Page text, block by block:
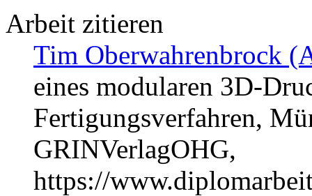
Arbeit zitieren
Tim Oberwahrenbrock
eines modularen 3D-
Fertigungsverfahren,
GRINVerlagOHG,
https://